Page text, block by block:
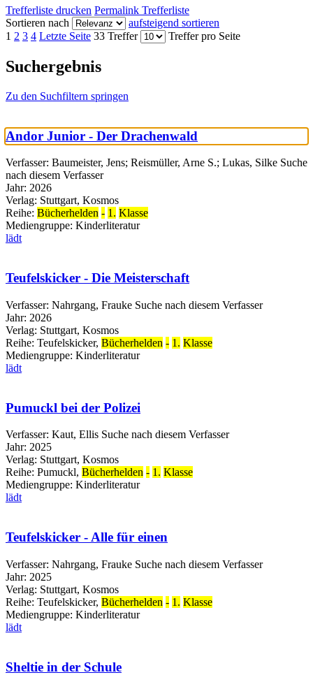
Trefferliste drucken Permalink Trefferliste
Sortieren nach
aufsteigend sortieren
1 2 3 4 Letzte Seite 33 Treffer Treffer pro Seite
Suchergebnis
Zu den Suchfiltern springen
Andor Junior - Der Drachenwald
Verfasser: Baumeister, Jens; Reismüller, Arne S.; Lukas, Silke Suche
nach diesem Verfasser
Jahr: 2026
Verlag: Stuttgart, Kosmos
Reihe: Bücherhelden - 1. Klasse
Mediengruppe: Kinderliteratur
lädt
Teufelskicker - Die Meisterschaft
Verfasser: Nahrgang, Frauke Suche nach diesem Verfasser
Jahr: 2026
Verlag: Stuttgart, Kosmos
Reihe: Teufelskicker, Bücherhelden - 1. Klasse
Mediengruppe: Kinderliteratur
lädt
Pumuckl bei der Polizei
Verfasser: Kaut, Ellis Suche nach diesem Verfasser
Jahr: 2025
Verlag: Stuttgart, Kosmos
Reihe: Pumuckl, Bücherhelden - 1. Klasse
Mediengruppe: Kinderliteratur
lädt
Teufelskicker - Alle für einen
Verfasser: Nahrgang, Frauke Suche nach diesem Verfasser
Jahr: 2025
Verlag: Stuttgart, Kosmos
Reihe: Teufelskicker, Bücherhelden - 1. Klasse
Mediengruppe: Kinderliteratur
lädt
Sheltie in der Schule